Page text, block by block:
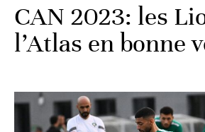
CAN 2023: les
l’Atlas en bonne